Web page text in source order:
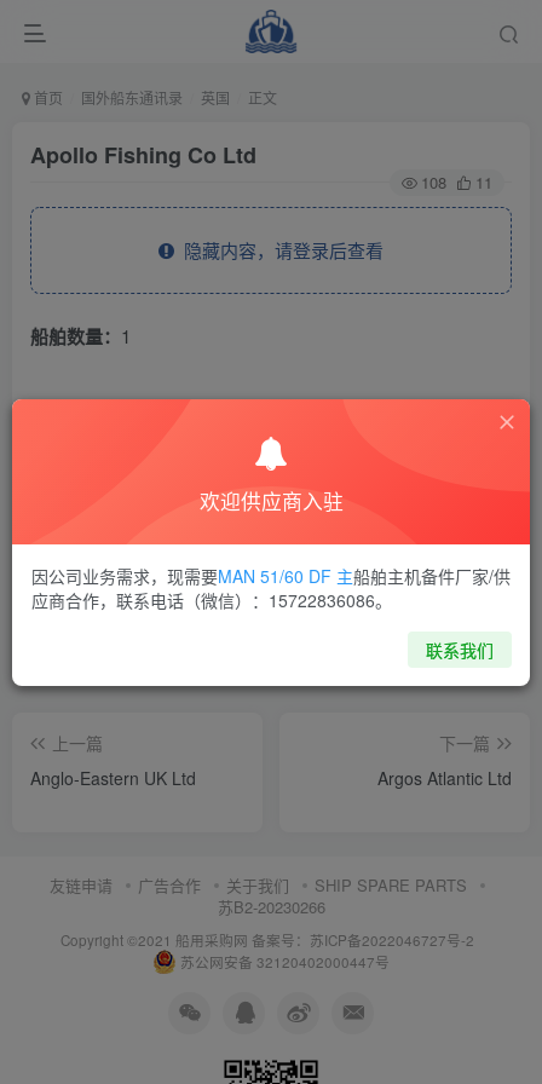
首页 国外船东通讯录 英国 正文
Apollo Fishing Co Ltd
108 11
隐藏内容，请登录后查看
船舶数量： 1
THE END
喜欢就支持一下吧
上一篇
Anglo-Eastern UK Ltd
下一篇
Argos Atlantic Ltd
友链申请 广告合作 关于我们
SHIP SPARE PARTS
苏B2-20230266
Copyright ©2021 船用采购网 备案号：苏ICP备2022046727号-2
苏公网安备 32120402000447号
欢迎供应商入驻
因公司业务需求，现需要MAN 51/60 DF 主船舶主机备件厂家/供
应商合作，联系电话（微信）：15722836086。
联系我们